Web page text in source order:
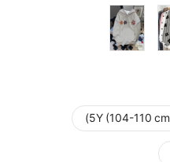
5Y (104-110 cm)